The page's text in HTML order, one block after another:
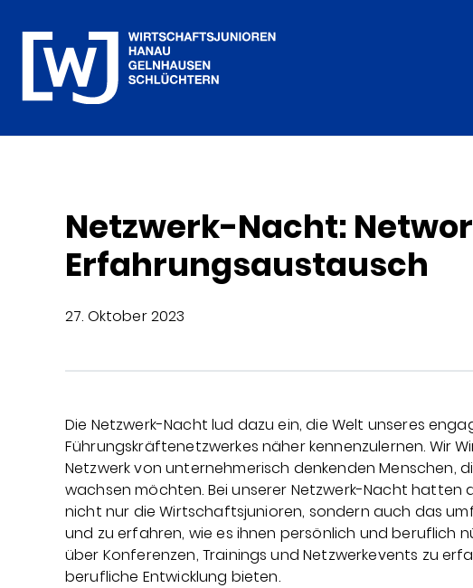
Netzwerk-Nacht:
Erfahrungsaustausch
27. Oktober 2023
Die Netzwerk-Nacht lud dazu ein, die Welt unseres
Führungskräftenetzwerkes näher kennenzulernen. Wir
Netzwerk von unternehmerisch denkenden Menschen,
wachsen möchten. Bei unserer Netzwerk-Nacht hatten
nicht nur die Wirtschaftsjunioren, sondern auch das
und zu erfahren, wie es ihnen persönlich und beruflich
über Konferenzen, Trainings und Netzwerkevents zu
berufliche Entwicklung bieten.